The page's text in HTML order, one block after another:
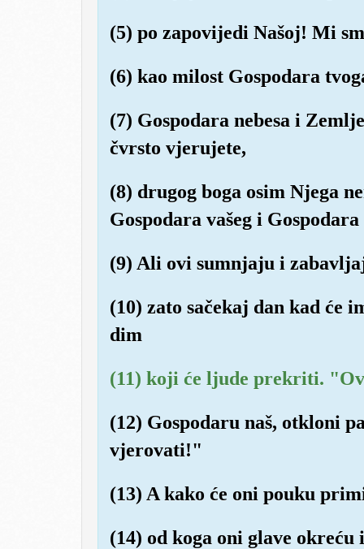
(5) po zapovijedi Našoj! Mi
(6) kao milost Gospodara
(7) Gospodara nebesa i
čvrsto vjerujete,
(8) drugog boga osim Njega
Gospodara vašeg i
(9) Ali ovi sumnjaju i
(10) zato sačekaj dan kad će
dim
(11) koji će ljude prekriti.
(12) Gospodaru naš, otkloni
vjerovati!"
(13) A kako će oni pouku
(14) od koga oni glave